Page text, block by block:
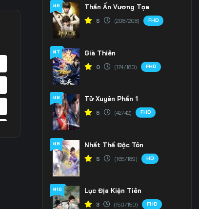
#6 Thần Ấn Vương Tọa
5 (208/208) FHD
#7 Già Thiên
0 (174/180) FHD
#8 Tử Xuyên Phần 1
5 (42/42) FHD
#9 Nhất Thế Độc Tôn
5 (165/189) HD
#10 Lục Địa Kiện Tiên
3 (150/150) FHD